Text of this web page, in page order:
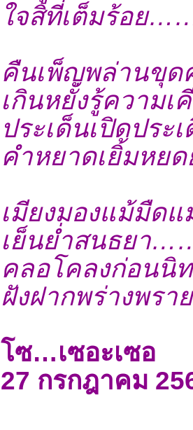
ใจสิที่เต็มร้อย
คืนเพ็ญพล่านขุ
เกินหยั่งรู้ความ
ประเด็นเปิดปร
คำหยาดเยิ้มหย
เมียงมองแม้มื
เย็นย่ำสนธย
คลอโคลงก่อน
ฝังฝากพร่างพรา
โซ…เซอะเซอ
27 กรกฎาคม